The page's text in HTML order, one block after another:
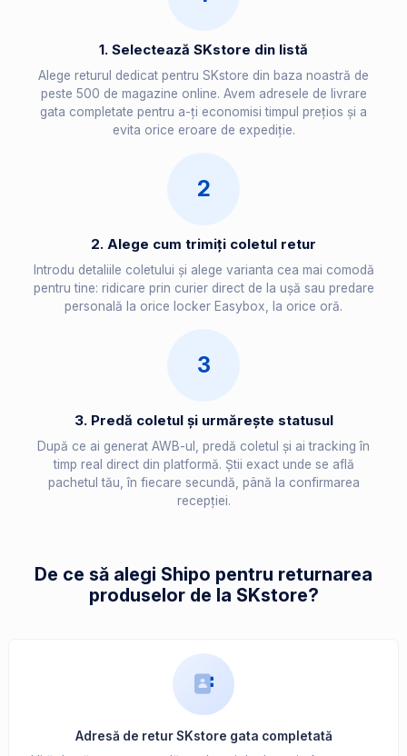
1. Selectează SKstore din listă
Alege returul dedicat pentru SKstore din baza noastră de
peste 500 de magazine online. Avem adresele de livrare
gata completate pentru a-ți economisi timpul prețios și a
evita orice eroare de expediție.
2
2. Alege cum trimiți coletul retur
Introdu detaliile coletului și alege varianta cea mai comodă
pentru tine: ridicare prin curier direct de la ușă sau predare
personală la orice locker Easybox, la orice oră.
3
3. Predă coletul și urmărește statusul
După ce ai generat AWB-ul, predă coletul și ai tracking în
timp real direct din platformă. Știi exact unde se află
pachetul tău, în fiecare secundă, până la confirmarea
recepției.
De ce să alegi Shipo pentru returnarea
produselor de la SKstore?
Adresă de retur SKstore gata completată